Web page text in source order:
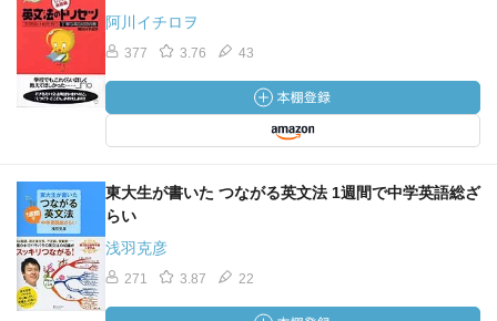
阿川イチロヲ
377 3.76 43
東大生が書いた つながる英文法 1週間で中学英語総ざ
らい
浅羽克彦
271 3.87 22